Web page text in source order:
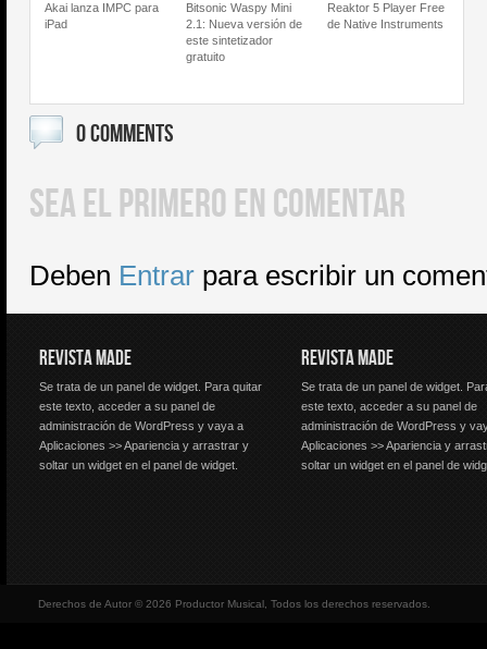
Akai lanza IMPC para
iPad
Bitsonic Waspy Mini
2.1: Nueva versión de
este sintetizador
gratuito
Reaktor 5 Player Free
de Native Instruments
0 COMMENTS
SEA EL PRIMERO EN COMENTAR
Deben Entrar para escribir un
REVISTA MADE
Se trata de un panel de widget. Para quitar
este texto, acceder a su panel de
administración de WordPress y vaya a
Aplicaciones >> Apariencia y arrastrar y
soltar un widget en el panel de widget.
REVISTA MADE
Se trata de un panel de widget.
este texto, acceder a su panel de
administración de WordPress y
Aplicaciones >> Apariencia y
soltar un widget en el panel de
Derechos de Autor © 2026 Productor Musical, Todos los derechos reservados.